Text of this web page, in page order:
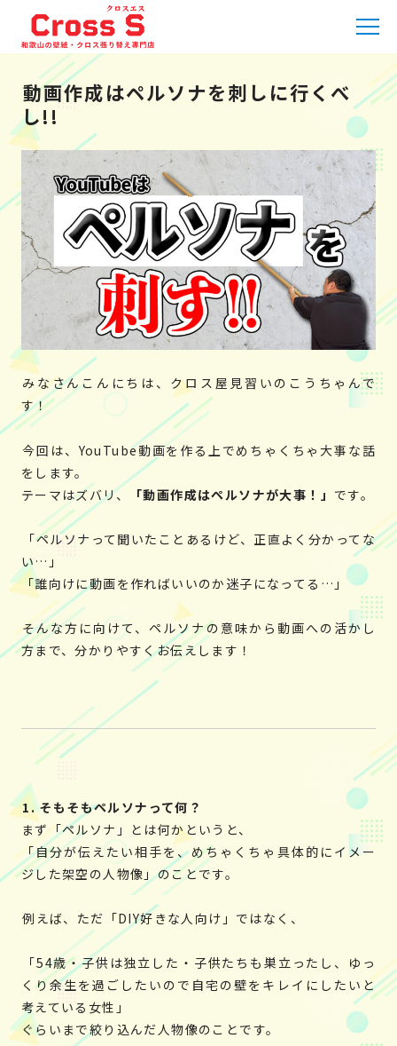
HOME»職人日記»動画作成はペルソナを刺しに行くべし!!
動画作成はペルソナを刺しに行くべ
し!!
みなさんこんにちは、クロス屋見習いのこうちゃんで
す！
今回は、YouTube動画を作る上でめちゃくちゃ大事な話
をします。
テーマはズバリ、
「動画作成はペルソナが大事！」 です。
「ペルソナって聞いたことあるけど、正直よく分かってな
い…」
「誰向けに動画を作ればいいのか迷子になってる…」
そんな方に向けて、ペルソナの意味から動画への活かし
方まで、分かりやすくお伝えします！
1. そもそもペルソナって何？
まず「ペルソナ」とは何かというと、
「自分が伝えたい相手を、めちゃくちゃ具体的にイメー
ジした架空の人物像」のことです。
例えば、ただ「DIY好きな人向け」ではなく、
「54歳・子供は独立した・子供たちも巣立ったし、ゆっ
くり余生を過ごしたいので自宅の壁をキレイにしたいと
考えている女性」
ぐらいまで絞り込んだ人物像のことです。